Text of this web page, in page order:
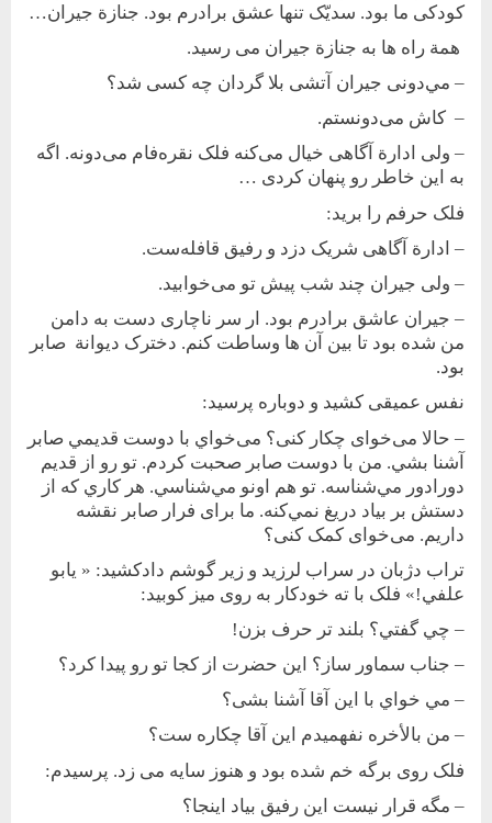
کودکی ما بود. سديّک تنها عشق برادرم بود. جنازة جيران…
همة راه ها به جنازة جيران می رسيد.
– مي‌دونی جيران آتشی بلا گردان چه کسی شد؟
– کاش می‌دونستم.
– ولی ادارة آگاهی خيال می‌کنه فلک نقره‌فام می‌دونه. اگه
به اين خاطر رو پنهان کردی …
فلک حرفم را بريد:
– ادارة آگاهی شريک دزد و رفيق قافله‌ست.
– ولی جيران چند شب پيش تو می‌خوابيد.
– جيران عاشق برادرم بود. ار سر ناچاری دست به دامن
من شده بود تا بين آن ها وساطت کنم. دخترک ديوانة صابر
بود.
نفس عميقی کشيد و دوباره پرسيد:
– حالا می‌‌خوای چکار ‌کنی؟ می‌‌خواي با دوست‌ قديمي صابر
آشنا بشي. من با دوست صابر صحبت كردم. تو رو از قديم
دورادور مي‌شناسه. تو هم اونو مي‌شناسي. هر كاري كه از
دستش بر بياد دريغ نمي‌كنه. ما برای فرار صابر نقشه
داريم. می‌خوای کمک کنی؟
تراب دژبان در سراب لرزيد و زير گوشم دادکشيد: « يابو
علفي!» فلک با ته خودکار به روی ميز کوبيد:
– چي گفتي؟ بلند تر حرف بزن!
– جناب سماور ساز؟ اين حضرت از كجا تو رو پيدا كرد؟
– مي خواي با اين آقا آشنا بشی؟
– من بالأخره نفهميدم اين آقا چکاره ست؟
فلک روی برگه خم شده بود و هنوز سايه می زد. پرسيدم:
– مگه قرار نيست اين رفيق بياد اينجا؟